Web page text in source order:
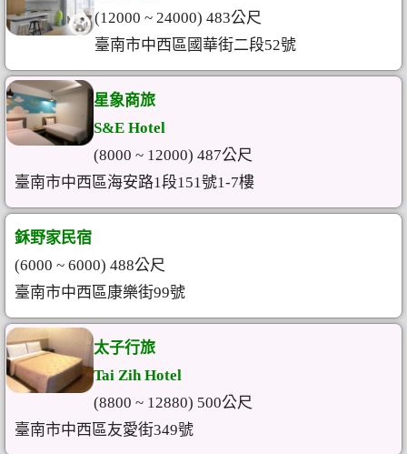
(12000 ~ 24000) 483公尺
臺南市中西區國華街二段52號
星象商旅
S&E Hotel
(8000 ~ 12000) 487公尺
臺南市中西區海安路1段151號1-7樓
鉌野家民宿
(6000 ~ 6000) 488公尺
臺南市中西區康樂街99號
太子行旅
Tai Zih Hotel
(8800 ~ 12880) 500公尺
臺南市中西區友愛街349號